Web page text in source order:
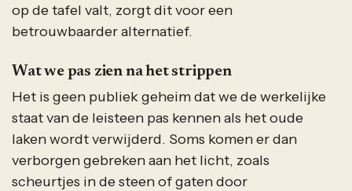
op de tafel valt, zorgt dit voor een
betrouwbaarder alternatief.
Wat we pas zien na het strippen
Het is geen publiek geheim dat we de werkelijke
staat van de leisteen pas kennen als het oude
laken wordt verwijderd. Soms komen er dan
verborgen gebreken aan het licht, zoals
scheurtjes in de steen of gaten door